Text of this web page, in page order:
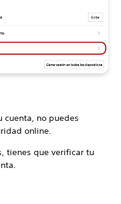
cuenta, no puedes
online.
tienes que verificar tu